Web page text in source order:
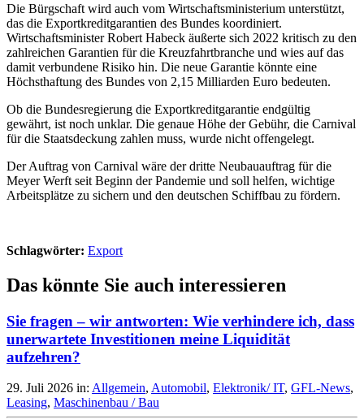
Die Bürgschaft wird auch vom Wirtschaftsministerium unterstützt,
das die Exportkreditgarantien des Bundes koordiniert.
Wirtschaftsminister Robert Habeck äußerte sich 2022 kritisch zu den
zahlreichen Garantien für die Kreuzfahrtbranche und wies auf das
damit verbundene Risiko hin. Die neue Garantie könnte eine
Höchsthaftung des Bundes von 2,15 Milliarden Euro bedeuten.
Ob die Bundesregierung die Exportkreditgarantie endgültig
gewährt, ist noch unklar. Die genaue Höhe der Gebühr, die Carnival
für die Staatsdeckung zahlen muss, wurde nicht offengelegt.
Der Auftrag von Carnival wäre der dritte Neubauauftrag für die
Meyer Werft seit Beginn der Pandemie und soll helfen, wichtige
Arbeitsplätze zu sichern und den deutschen Schiffbau zu fördern.
Schlagwörter: Export
Das könnte Sie auch interessieren
Sie fragen – wir antworten: Wie verhindere ich, dass
unerwartete Investitionen meine Liquidität
aufzehren?
29. Juli 2026 in: Allgemein, Automobil, Elektronik/ IT, GFL-News,
Leasing, Maschinenbau / Bau